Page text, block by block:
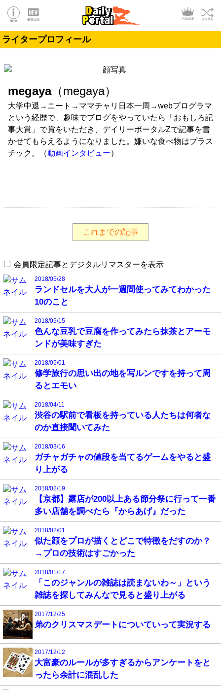
ライタープロフィール
megaya（megaya）
大学中退→ニート→ママチャリ日本一周→webプログラマ
という経歴で、趣味でブログをやっていたら「おもしろ記
事大賞」で賞をいただき、デイリーポータルZで記事を書
かせてもらえるようになりました。嫌いな食べ物はプラス
チック。（動画インタビュー）
これまでの記事
会員限定記事とデジタルリマスターを表示
2018/05/28
ランドセルを大人が一週間使ってみてわかった
10のこと
2018/05/15
色んな豆乳で豆腐を作ってみたら抹茶とアーモ
ンドが美味すぎた
2018/05/01
修学旅行の思い出の地を写ルンですを持って周
るとエモい
2018/04/11
渋谷の駅前で看板を持っている人たちは何者な
のか直接聞いてみた
2018/03/16
ガチャガチャの値段を当てるゲームをやると盛
り上がる
2018/02/19
【京都】露店が200以上ある節分祭に行って一番
多い店舗を調べたら『からあげ』だった
2018/02/01
似た顔をプロが描くとどこで特徴をだすのか？
→プロの技術はすごかった
2018/01/17
「このジャンルの雑誌は読まないわ～」という
雑誌を探してみんなで見ると盛り上がる
2017/12/25
弟のクリスマスデートについていって実況する
2017/12/12
大富豪のルールが多すぎるからアンケートをと
ったら余計に混乱した